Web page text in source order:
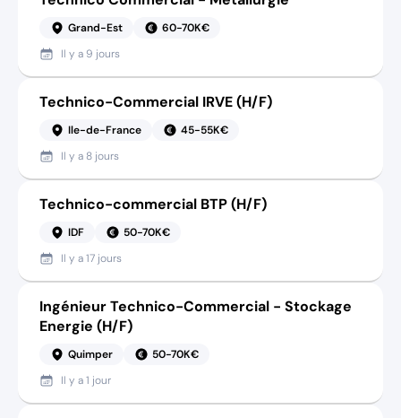
Grand-Est
60-70K€
Il y a 9 jours
Technico-Commercial IRVE (H/F)
Ile-de-France
45-55K€
Il y a 8 jours
Technico-commercial BTP (H/F)
IDF
50-70K€
Il y a17 jours
Ingénieur Technico-Commercial - Stockage
Energie (H/F)
Quimper
50-70K€
Il y a1 jour